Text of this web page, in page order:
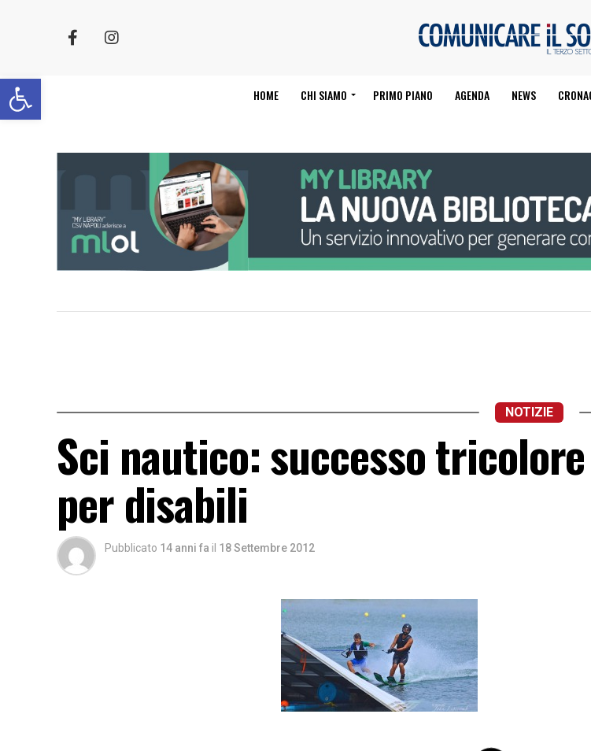
Apri la barra degli strumenti HOME CHI SIAMO PRIMO PIANO AGENDA NEWS
NOTIZIE
Sci nautico: successo
per disabili
Pubblicato 14 anni fa il 18 Settembre 2012